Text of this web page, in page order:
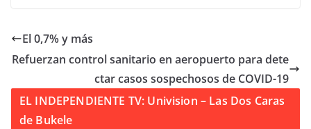
El 0,7% y más
Refuerzan control sanitario en aeropuerto para dete
ctar casos sospechosos de COVID-19
EL INDEPENDIENTE TV: Univision – Las Dos Caras
de Bukele